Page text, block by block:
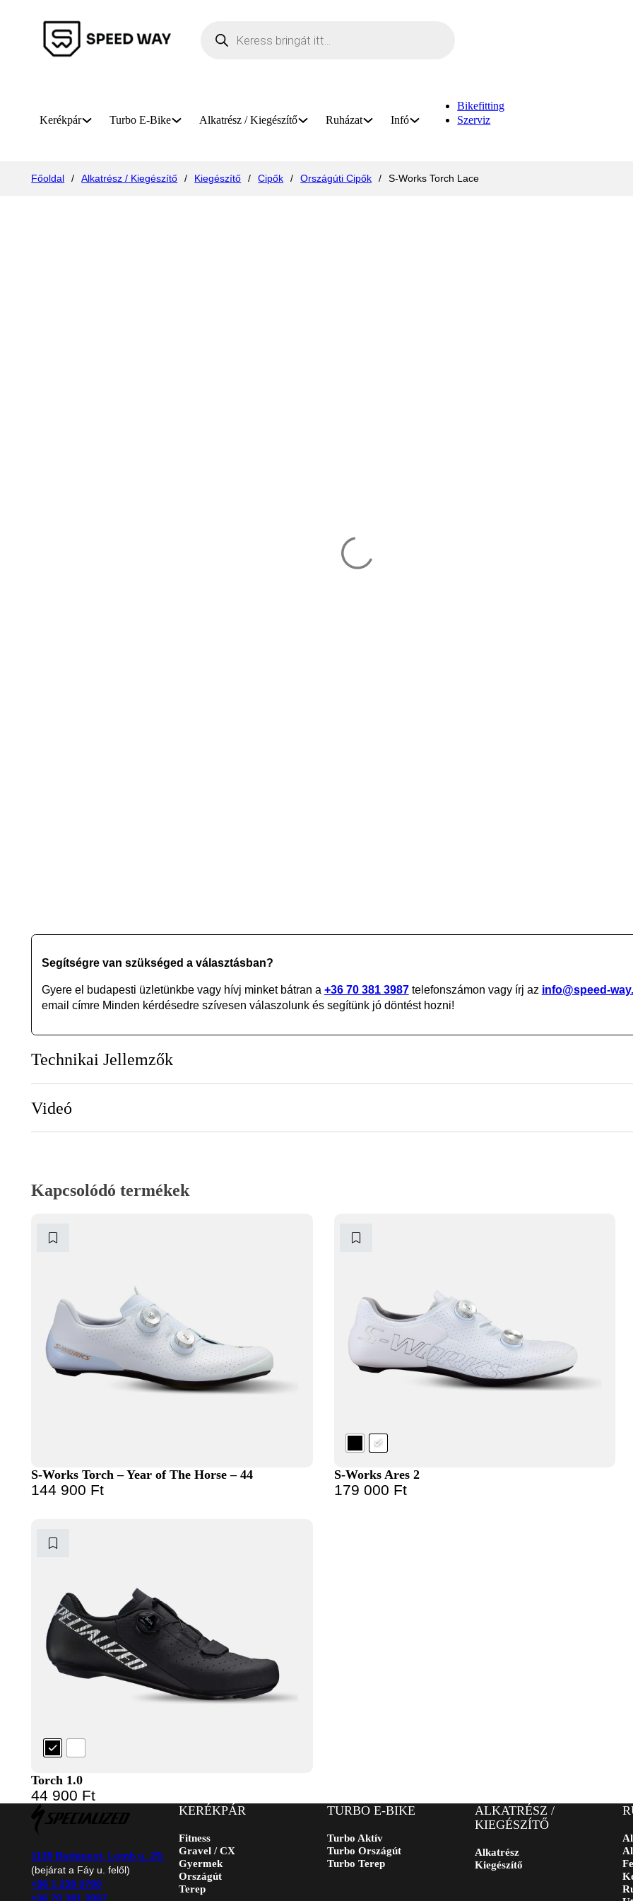
Kerékpár Turbo E-Bike Alkatrész / Kiegészítő Ruházat Infó
Bikefitting
Szerviz
Főoldal / Alkatrész / Kiegészítő / Kiegészítő / Cipők / Országúti Cipők / S-Works Torch Lace
Segítségre van szükséged a választásban?
Gyere el budapesti üzletünkbe vagy hívj minket bátran a +36 70 381 3987telefonszámon vagy írj az info@speed-
email címre Minden kérdésedre szívesen válaszolunk és segítünk jó döntést hozni!
Technikai Jellemzők
Videó
Kapcsolódó termékek
S-Works Torch – Year of The Horse – 44
144 900 Ft
S-Works Ares 2
179 000 Ft
Torch 1.0
44 900 Ft
1139 Budapest, Lomb u. 29.
(bejárat a Fáy u. felől)
+36 1 239 0790
+36 70 381 3987
KERÉKPÁR
Fitness
Gravel / CX
Gyermek
Országút
Terep
TURBO E-BIKE
Turbo Aktív
Turbo Országút
Turbo Terep
ALKATRÉSZ /
KIEGÉSZÍTŐ
Alkatrész
Kiegészítő